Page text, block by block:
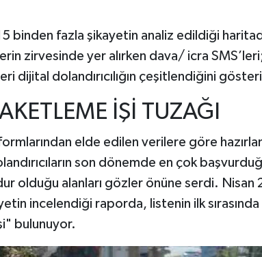
binden fazla şikayetin analiz edildiği
zirvesinde yer alırken dava/ icra
dijital dolandırıcılığın çeşitlendiğini
İŞİ TUZAĞI
elde edilen verilere göre
son dönemde en çok
olduğu alanları gözler önüne serdi. Nisan
incelendiği raporda, listenin ilk
bulunuyor.